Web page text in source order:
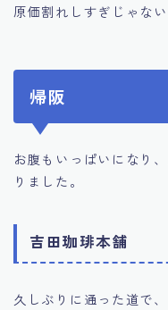
原価割れしすぎじゃない
帰阪
お腹もいっぱいになり
りました。
吉田珈琲本舗
久しぶりに通った道で